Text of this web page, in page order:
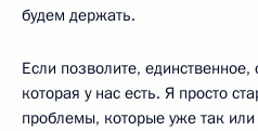
будем держать.
Если позволите, единственное,
которая у нас есть. Я просто
проблемы, которые уже так